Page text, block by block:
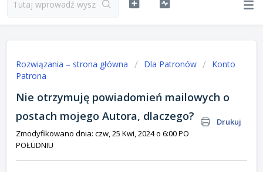
Rozwiązania – strona główna Dla Patronów
Konto
Patrona
Nie otrzymuję powiadomień mailowych o
postach mojego Autora, dlaczego?
Drukuj
Zmodyfikowano dnia: czw, 25 Kwi, 2024 o 6:00 PO
POŁUDNIU